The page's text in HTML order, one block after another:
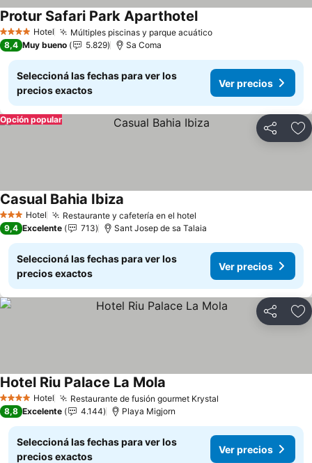
4 EstrellasHotel Múltiples piscinas y parque acuáticoVer precios
Protur Safari Park AparthotelVer precios
8,4 Muy bueno 5.829 Sa Coma
Seleccioná las fechas para ver los
precios exactos
Ver precios
Compartir
Opción popular
3 Estrellas
Hotel Restaurante y cafetería en el hotel
Casual Bahia Ibiza
9,4 Excelente 713 Sant Josep de sa Talaia
Seleccioná las fechas para ver los
precios exactos
Ver precios
Compartir
4 EstrellasHotel Restaurante de fusión gourmet Krystal
Hotel Riu Palace La Mola
8,8 Excelente 4.144 Playa Migjorn
Seleccioná las fechas para ver los
precios exactos
Ver precios